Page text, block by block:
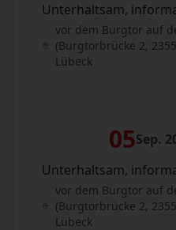
Unterhaltsam,
vor dem Burgtor auf
(Burgtorbrücke 2,
Lübeck
05Sep.
Unterhaltsam,
vor dem Burgtor auf
(Burgtorbrücke 2,
Lübeck